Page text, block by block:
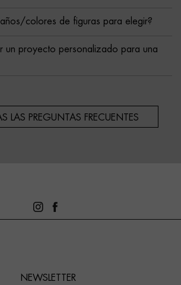
colores de figuras para elegir?
un proyecto personalizado para una
LAS PREGUNTAS FRECUENTES
NEWSLETTER